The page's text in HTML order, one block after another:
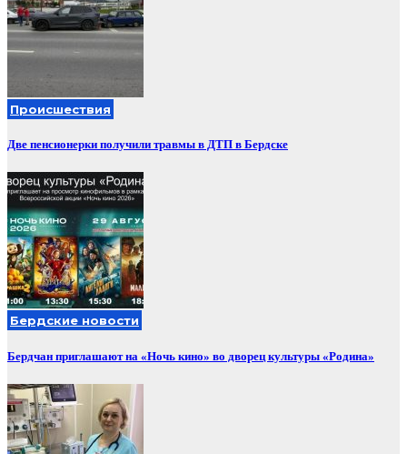
Происшествия
Две пенсионерки получили травмы в ДТП в Бердске
Бердские новости
Бердчан приглашают на «Ночь кино» во дворец культуры «Родина»